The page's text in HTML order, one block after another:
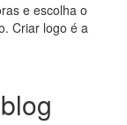
e escolha o
Criar logo é a